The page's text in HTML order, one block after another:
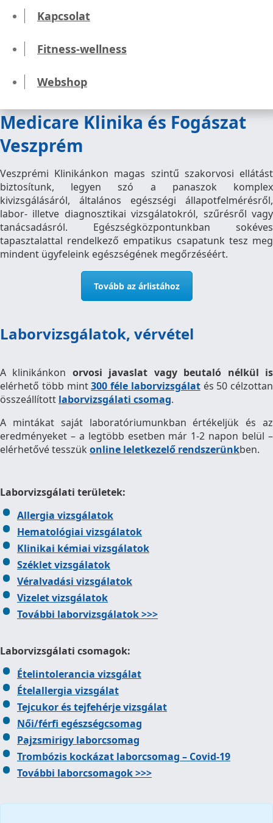
Kapcsolat
Fitness-wellness
Webshop
kínálunk az egyszerűbb fogtöméstől és
gyökérkezeléstől kezdve a fogfehérítésen át a
Veszprémi Fogászati Klinika oldalára >>>
Medicare Klinika és Fogászat
Veszprém
Veszprémi Klinikánkon magas szintű szakorvosi ellátást
biztosítunk, legyen szó a panaszok komplex
kivizsgálásáról, általános egészségi állapotfelmérésről,
labor- illetve diagnosztikai vizsgálatokról, szűrésről vagy
tanácsadásról. Egészségközpontunkban sokéves
tapasztalattal rendelkező empatikus csapatunk tesz meg
mindent ügyfeleink egészségének megőrzéséért.
Tovább az árlistához
Laborvizsgálatok, vérvétel
A klinikánkon orvosi javaslat vagy beutaló nélkül is
elérhető több mint300 féle laborvizsgálatés 50 célzottan
összeállított laborvizsgálati csomag.
A mintákat saját laboratóriumunkban értékeljük és az
eredményeket – a legtöbb esetben már 1-2 napon belül –
elérhetővé tesszük online leletkezelő rendszerünkben.
Laborvizsgálati területek:
Allergia vizsgálatok
Hematológiai vizsgálatok
Klinikai kémiai vizsgálatok
Széklet vizsgálatok
Véralvadási vizsgálatok
Vizelet vizsgálatok
További laborvizsgálatok >>>
Laborvizsgálati csomagok:
Ételintolerancia vizsgálat
Ételallergia vizsgálat
Tejcukor és tejfehérje vizsgálat
Női/férfi egészségcsomag
Pajzsmirigy laborcsomag
Trombózis kockázat laborcsomag – Covid-19
További laborcsomagok >>>